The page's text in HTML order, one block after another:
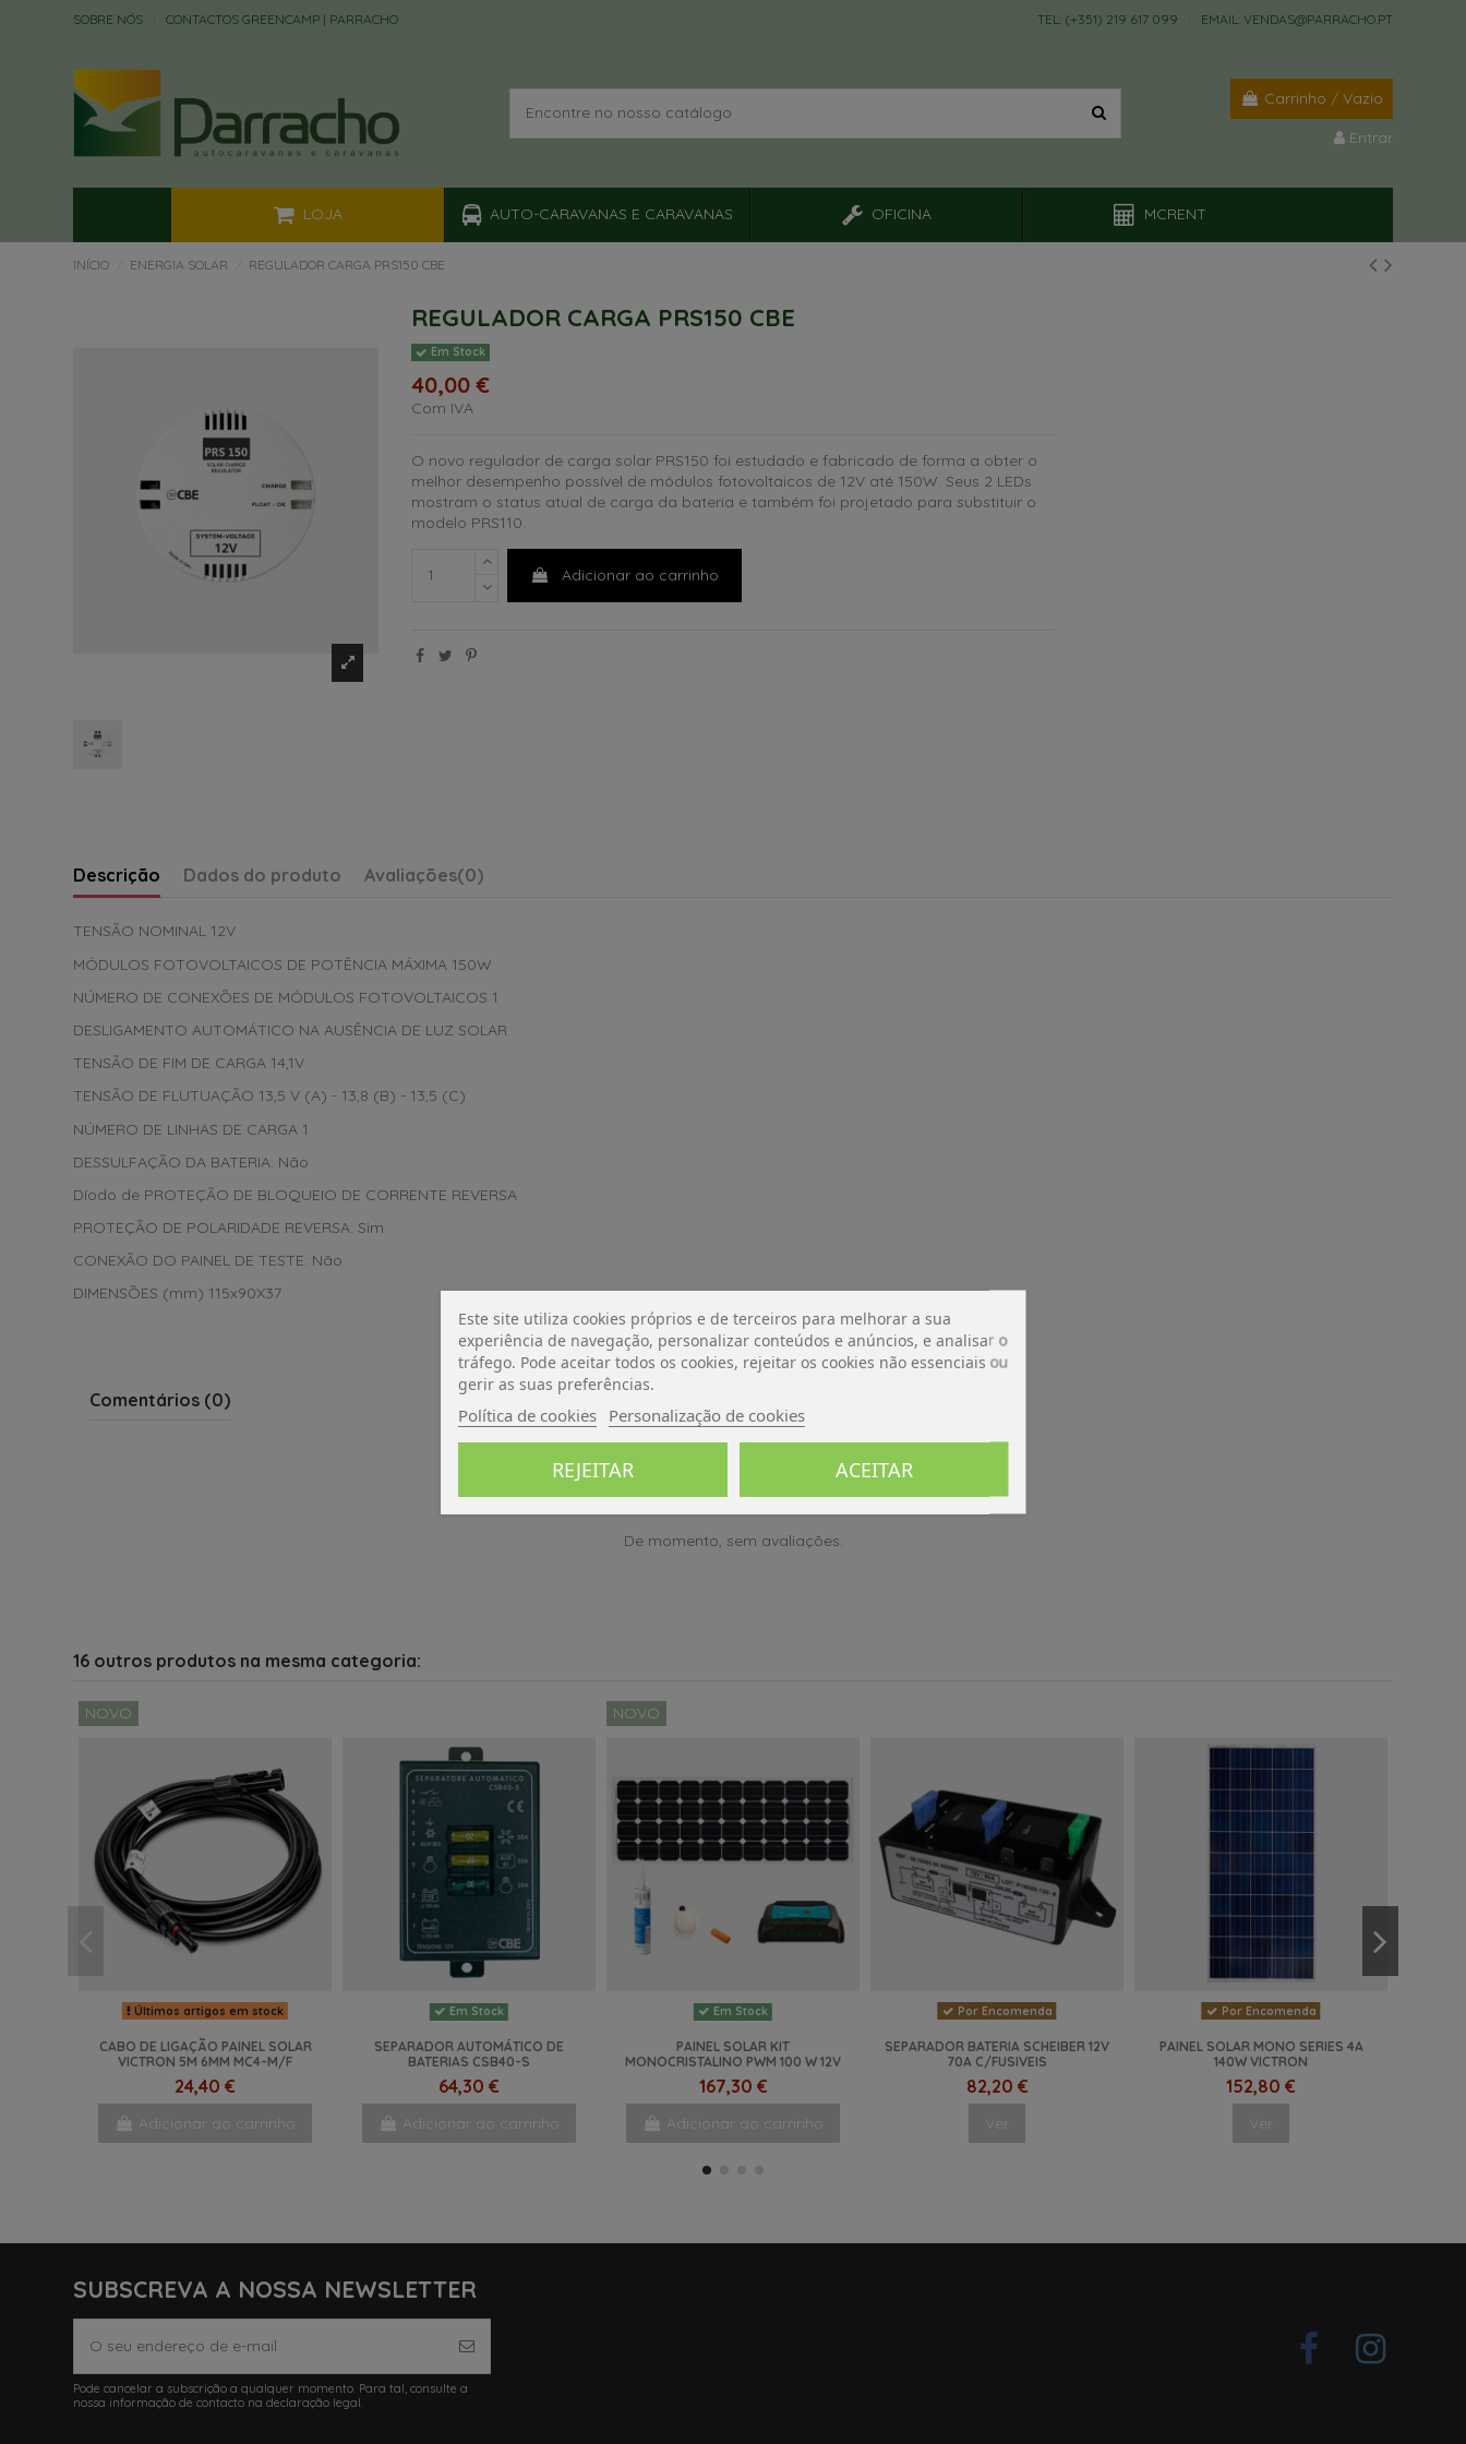
SOBRE NÓS CONTACTOS GREENCAMP | PARRACHO TEL: (+351) 219 617 099 EMAIL: VENDAS@PARRACHO.PT
Carrinho / Vazio
Entrar
LOJA AUTO-CARAVANAS E CARAVANAS OFICINA MCRENT
INÍCIO ENERGIA SOLAR REGULADOR CARGA PRS150 CBE
REGULADOR CARGA PRS150 CBE
Em Stock
40,00 €
Com IVA
O novo regulador de carga solar PRS150 foi estudado e fabricado de forma a obter o
melhor desempenho possível de módulos fotovoltaicos de 12V até 150W. Seus 2 LEDs
mostram o status atual de carga da bateria e também foi projetado para substituir o
modelo PRS110.
Adicionar ao carrinho
Descrição Dados do produto Avaliações(0)
TENSÃO NOMINAL 12V
MÓDULOS FOTOVOLTAICOS DE POTÊNCIA MÁXIMA 150W
NÚMERO DE CONEXÕES DE MÓDULOS FOTOVOLTAICOS 1
DESLIGAMENTO AUTOMÁTICO NA AUSÊNCIA DE LUZ SOLAR
TENSÃO DE FIM DE CARGA 14,1V
TENSÃO DE FLUTUAÇÃO 13,5 V (A) - 13,8 (B) - 13,5 (C)
NÚMERO DE LINHAS DE CARGA 1
DESSULFAÇÃO DA BATERIA: Não
Díodo de PROTEÇÃO DE BLOQUEIO DE CORRENTE REVERSA
PROTEÇÃO DE POLARIDADE REVERSA: Sim
CONEXÃO DO PAINEL DE TESTE: Não
DIMENSÕES (mm) 115x90X37
Comentários (0)
De momento, sem avaliações.
16 outros produtos na mesma categoria:
NOVO
Últimos artigos em stock
CABO DE LIGAÇÃO PAINEL SOLAR
VICTRON 5M 6MM MC4-M/F
24,40 €
Adicionar ao carrinho
Em Stock
SEPARADOR AUTOMÁTICO DE
BATERIAS CSB40-S
64,30 €
Adicionar ao carrinho
NOVO
Em Stock
PAINEL SOLAR KIT
MONOCRISTALINO PWM 100 W 12V
167,30 €
Adicionar ao carrinho
Por Encomenda
SEPARADOR BATERIA SCHEIBER 12V
70A C/FUSIVEIS
82,20 €
Ver
Por Encomenda
PAINEL SOLAR MONO SERIES 4A
140W VICTRON
152,80 €
Ver
SUBSCREVA A NOSSA NEWSLETTER
Pode cancelar a subscrição a qualquer momento. Para tal, consulte a
nossa informação de contacto na declaração legal.
Este site utiliza cookies próprios e de terceiros para melhorar a sua
experiência de navegação, personalizar conteúdos e anúncios, e analisar o
tráfego. Pode aceitar todos os cookies, rejeitar os cookies não essenciais ou
gerir as suas preferências.
Política de cookies Personalização de cookies
REJEITAR ACEITAR